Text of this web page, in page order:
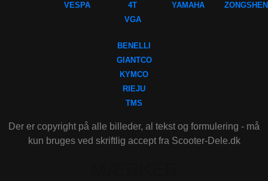
VESPA
4T
VGA
YAMAHA
ZONGSHEN
BENELLI
GIANTCO
KYMCO
RIEJU
TMS
Der er copyright på alle billeder, al tekst og formulering - må
kun bruges ved skriftlig accept fra Scooter-Dele.dk